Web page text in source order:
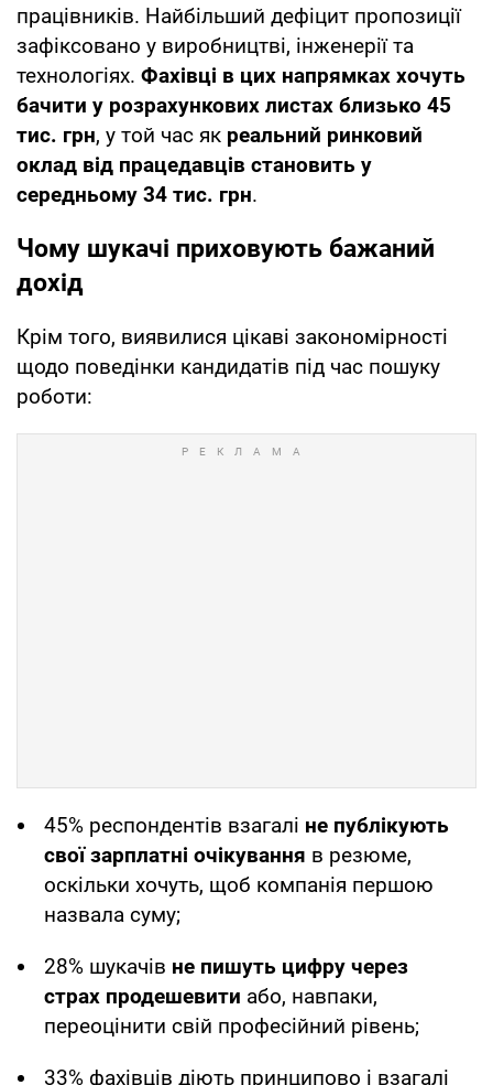
працівників. Найбільший дефіцит пропозиції
зафіксовано у виробництві, інженерії та
технологіях. Фахівці в цих напрямках хочуть
бачити у розрахункових листах близько 45
тис. грн, у той час як реальний ринковий
оклад від працедавців становить у
середньому 34 тис. грн.
Чому шукачі приховують бажаний
дохід
Крім того, виявилися цікаві закономірності
щодо поведінки кандидатів під час пошуку
роботи:
45% респондентів взагалі не публікують
свої зарплатні очікування в резюме,
оскільки хочуть, щоб компанія першою
назвала суму;
28% шукачів не пишуть цифру через
страх продешевити або, навпаки,
переоцінити свій професійний рівень;
33% фахівців діють принципово і взагалі